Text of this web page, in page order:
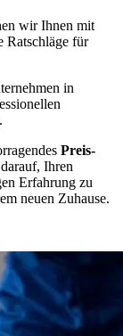
wir Ihnen mit
Ratschläge für
in
Preis-
Ihren
Erfahrung zu
neuen Zuhause.